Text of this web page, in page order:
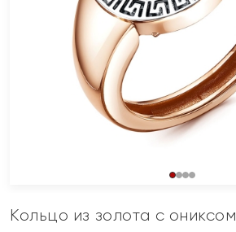
Кольцо из золота с ониксом